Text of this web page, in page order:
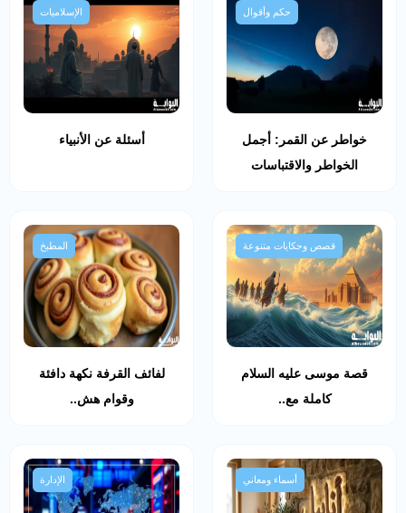
حكم وأقوال
خواطر عن القمر: أجمل
الخواطر والاقتباسات
الإسلاميات
أسئلة عن الأنبياء
قصص وحكايات متنوعة
قصة موسى عليه السلام
كاملة مع..
المطبخ
لفائف القرفة نكهة دافئة
وقوام هش..
أسماء ومعاني الإدارة